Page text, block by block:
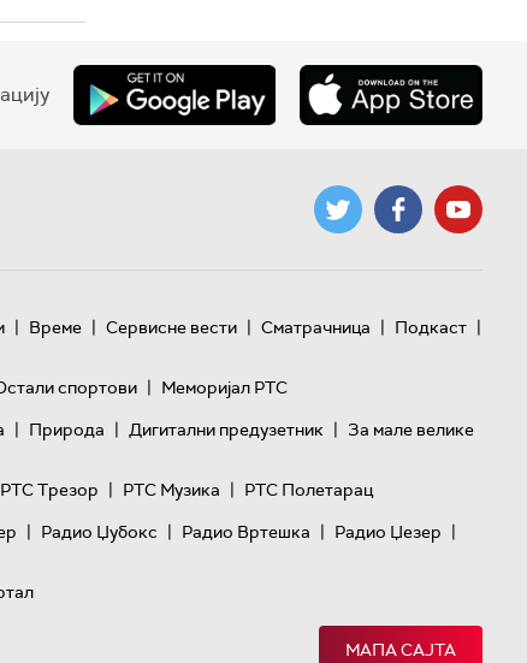
| Време | Сервисне вести | Сматрачница | Подкаст |
спортови | Меморијал РТС
| Природа | Дигитални предузетник | За мале велике
РТС Трезор | РТС Музика | РТС Полетарац
| Радио Џубокс | Радио Вртешка | Радио Џезер |
МАПА САЈТА